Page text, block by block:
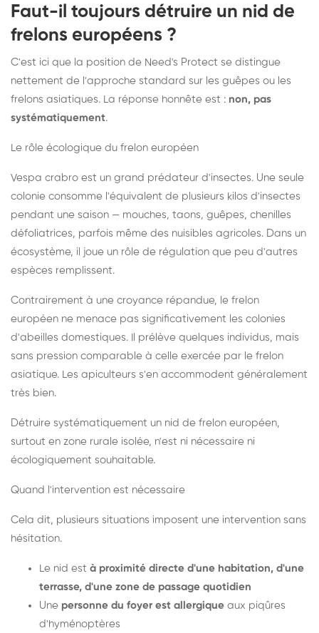
Faut-il toujours détruire un nid de
frelons européens ?
C'est ici que la position de Need's Protect se distingue
nettement de l'approche standard sur les guêpes ou les
frelons asiatiques. La réponse honnête est : non, pas
systématiquement.
Le rôle écologique du frelon européen
Vespa crabro est un grand prédateur d'insectes. Une seule
colonie consomme l'équivalent de plusieurs kilos d'insectes
pendant une saison — mouches, taons, guêpes, chenilles
défoliatrices, parfois même des nuisibles agricoles. Dans un
écosystème, il joue un rôle de régulation que peu d'autres
espèces remplissent.
Contrairement à une croyance répandue, le frelon
européen ne menace pas significativement les colonies
d'abeilles domestiques. Il prélève quelques individus, mais
sans pression comparable à celle exercée par le frelon
asiatique. Les apiculteurs s'en accommodent généralement
très bien.
Détruire systématiquement un nid de frelon européen,
surtout en zone rurale isolée, n'est ni nécessaire ni
écologiquement souhaitable.
Quand l'intervention est nécessaire
Cela dit, plusieurs situations imposent une intervention sans
hésitation.
Le nid est à proximité directe d'une habitation, d'une
terrasse, d'une zone de passage quotidien
Une personne du foyer est allergique aux piqûres
d'hyménoptères